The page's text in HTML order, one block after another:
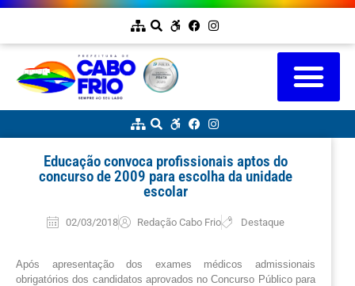
Educação convoca profissionais aptos do
concurso de 2009 para escolha da unidade
escolar
02/03/2018 Redação Cabo Frio Destaque
Após apresentação dos exames médicos admissionais
obrigatórios dos candidatos aprovados no Concurso Público para